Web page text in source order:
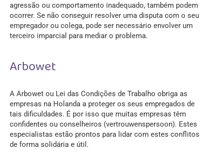
agressão ou comportamento inadequado, também podem
ocorrer. Se não conseguir resolver uma disputa com o seu
empregador ou colega, pode ser necessário envolver um
terceiro imparcial para mediar o problema.
Arbowet
A Arbowet ou Lei das Condições de Trabalho obriga as
empresas na Holanda a proteger os seus empregados de
tais dificuldades. É por isso que muitas empresas têm
confidentes ou conselheiros (vertrouwenspersoon). Estes
especialistas estão prontos para lidar com estes conflitos
de forma solidária e útil.